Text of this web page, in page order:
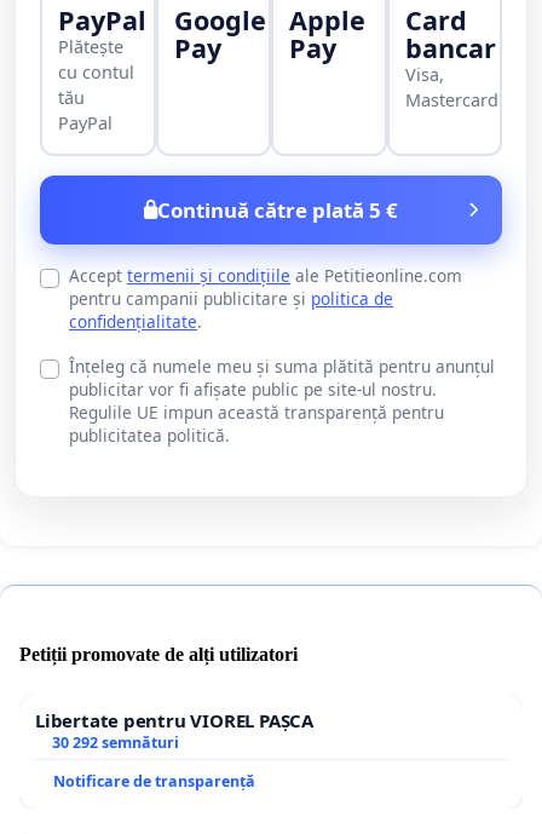
PayPal
Plătește
cu contul
tău
PayPal
Google
Pay
Apple
Pay
Card
bancar
Visa,
Mastercard
Continuă către plată 5 €
Accept termenii și condițiile ale Petitieonline.com
pentru campanii publicitare și politica de
confidențialitate.
Înțeleg că numele meu și suma plătită pentru anunțul
publicitar vor fi afișate public pe site-ul nostru.
Regulile UE impun această transparență pentru
publicitatea politică.
Petiții promovate de alți utilizatori
Libertate pentru VIOREL PAȘCA
30 292 semnături
Notificare de transparență